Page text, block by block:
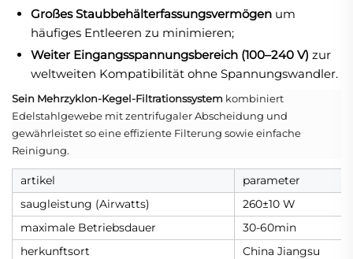
Großes Staubbehälterfassungsvermögen um
häufiges Entleeren zu minimieren;
Weiter Eingangsspannungsbereich (100–240 V) zur
weltweiten Kompatibilität ohne Spannungswandler.
Sein Mehrzyklon-Kegel-Filtrationssystem kombiniert
Edelstahlgewebe mit zentrifugaler Abscheidung und
gewährleistet so eine effiziente Filterung sowie einfache
Reinigung.
artikel
parameter
saugleistung (Airwatts)
260±10 W
maximale Betriebsdauer
30-60min
herkunftsort
China Jiangsu